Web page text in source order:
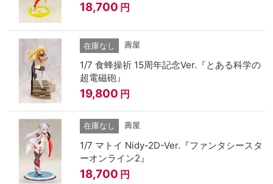
18,700 円
在庫なし 壽屋
1/7 食蜂操祈 15周年記念Ver.『とある科学の
超電磁砲』
19,800 円
在庫なし 壽屋
1/7 マトイ Nidy-2D-Ver.『ファンタシースタ
ーオンライン2』
18,700 円